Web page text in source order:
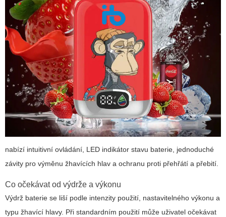
nabízí intuitivní ovládání, LED indikátor stavu baterie, jednoduché
závity pro výměnu žhavících hlav a ochranu proti přehřátí a přebití.
Co očekávat od výdrže a výkonu
Výdrž baterie se liší podle intenzity použití, nastavitelného výkonu a
typu žhavící hlavy. Při standardním použití může uživatel očekávat